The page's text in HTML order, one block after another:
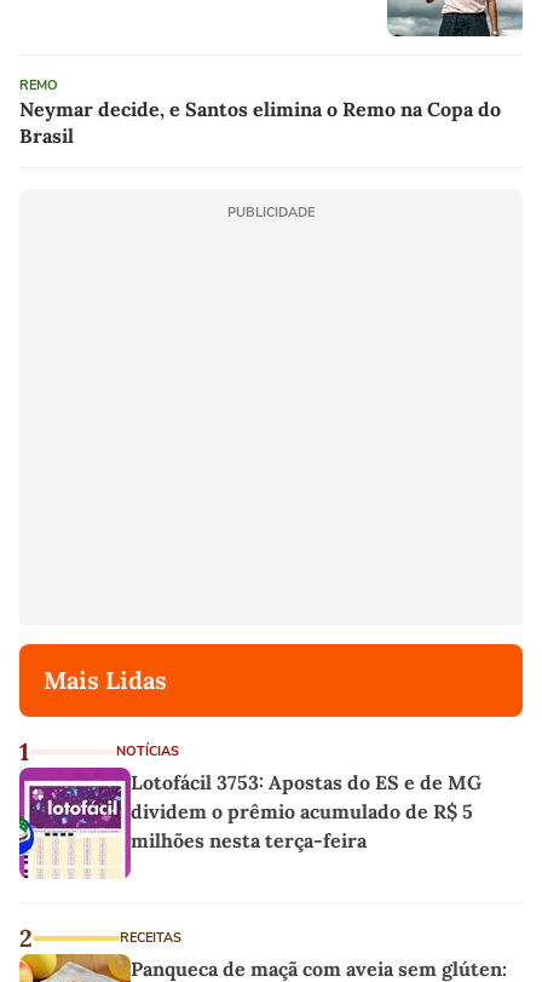
REMO
Neymar decide, e Santos elimina o Remo na Copa do
Brasil
PUBLICIDADE
Mais Lidas
1 NOTÍCIAS
Lotofácil 3753: Apostas do ES e de MG
dividem o prêmio acumulado de R$ 5
milhões nesta terça-feira
2 RECEITAS
Panqueca de maçã com aveia sem glúten: